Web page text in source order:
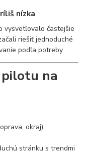
nízka
vysvetľovalo častejšie
riešiť jednoduché
podľa potreby.
na
okraj),
stránku s trendmi